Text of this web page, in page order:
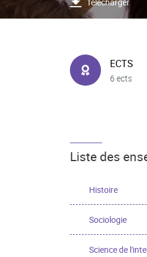
ECTS
6 ects
Liste des
Histoire
Sociologie
Science de